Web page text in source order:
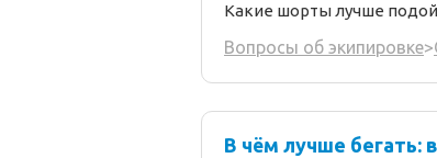
Какие шорты лучше
Вопросы об экипировке>
В чём лучше бегать: